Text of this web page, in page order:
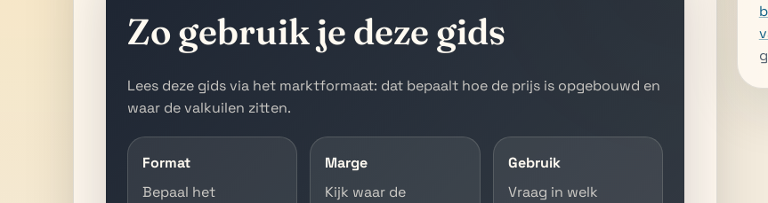
Zo gebruik je deze gids
Lees deze gids via het marktformaat: dat bepaalt hoe de prijs is opgebouwd en
waar de valkuilen zitten.
Format
Bepaal het
Marge
Kijk waar de
Gebruik
Vraag in welk